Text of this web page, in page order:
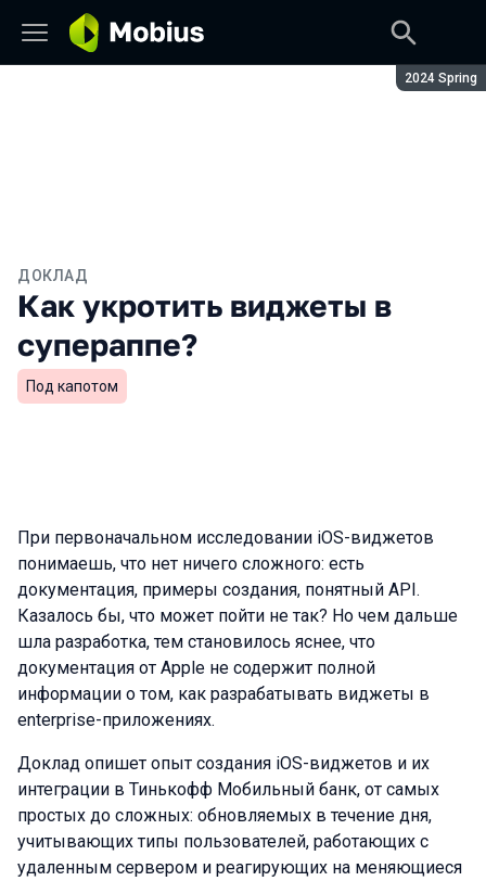
Сезон:
2024 Spring
ДОКЛАД
Как укротить виджеты в
супераппе?
Под капотом
При первоначальном исследовании iOS-виджетов
понимаешь, что нет ничего сложного: есть
документация, примеры создания, понятный API.
Казалось бы, что может пойти не так? Но чем дальше
шла разработка, тем становилось яснее, что
документация от Apple не содержит полной
информации о том, как разрабатывать виджеты в
enterprise-приложениях.
Доклад опишет опыт создания iOS-виджетов и их
интеграции в Тинькофф Мобильный банк, от самых
простых до сложных: обновляемых в течение дня,
учитывающих типы пользователей, работающих с
удаленным сервером и реагирующих на меняющиеся